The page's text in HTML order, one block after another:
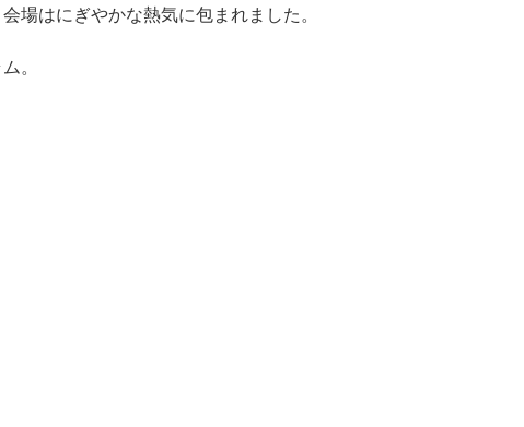
場はにぎやかな熱気に包まれました。
。